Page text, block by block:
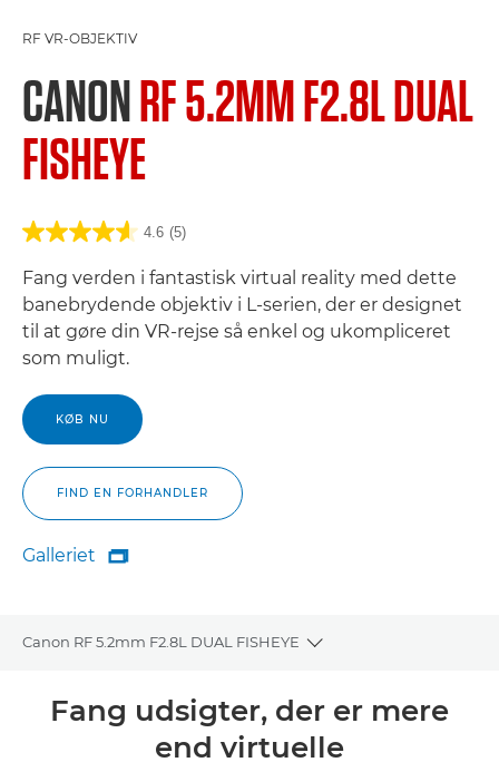
RF VR-OBJEKTIV
CANONRF 5.2MM F2.8L DUAL
FISHEYE
4.6 (5)
Fang verden i fantastisk virtual reality med dette
banebrydende objektiv i L-serien, der er designet
til at gøre din VR-rejse så enkel og ukompliceret
som muligt.
KØB NU
FIND EN FORHANDLER
Galleriet
Galleriet

Canon RF 5.2mm F2.8L DUAL FISHEYE
Toggle breadcrumbs
OversigtFang udsigter, der er mere
end virtuelle